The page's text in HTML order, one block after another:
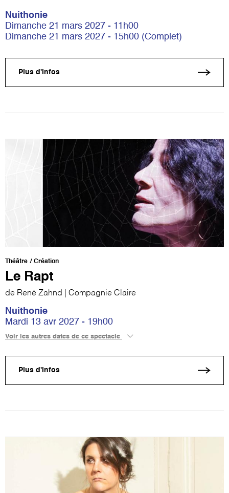
Nuithonie
Dimanche 21 mars 2027 - 11h00
Dimanche 21 mars 2027 - 15h00 (Complet)
Plus d'infos
Théâtre Création
Le Rapt
de René Zahnd | Compagnie Claire
Nuithonie
Mardi 13 avr 2027 - 19h00
Voir les autres dates de ce spectacle
Plus d'infos